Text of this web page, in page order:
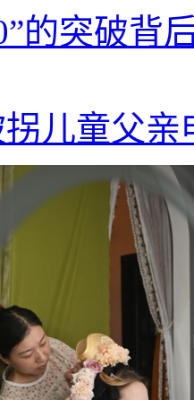
的突破背
拐儿童父